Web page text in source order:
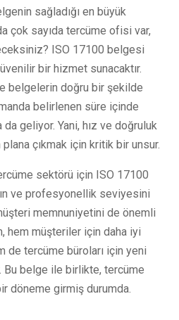
sağladığı en büyük
çok sayıda tercüme ofisi var,
ISO 17100 belgesi
bir hizmet sunacaktır.
belgelerin doğru bir şekilde
belirlenen süre içinde
geliyor. Yani, hız ve doğruluk
çıkmak için kritik bir unsur.
sektörü için ISO 17100
ve profesyonellik seviyesini
memnuniyetini de önemli
hem müşteriler için daha iyi
de tercüme büroları için yeni
Bu belge ile birlikte, tercüme
döneme girmiş durumda.